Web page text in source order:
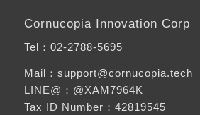
Cornucopia Innovation Corp
Tel： 02-2788-5695
Mail：support@cornucopia.tech
LINE@： @XAM7964K
Tax ID Number：42819545